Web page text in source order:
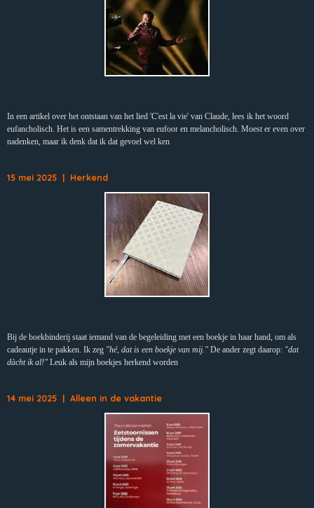
In een artikel over het ontstaan van het lied 'C'est la vie' van Claude, lees ik het woord
eufancholisch. Het is een samentrekking van eufoor en melancholisch. Moest er even over
nadenken, maar ik denk dat ik dat gevoel wel ken
15 mei 2025 | Herkend
Bij de boekbinderij staat iemand van de begeleiding met een boekje in haar hand, om als
cadeautje in te pakken. Ik zeg "hé, dat is een boekje van mij." De ander zegt daarop: "dat
dàcht ik al!" Leuk als mijn boekjes herkend worden
14 mei 2025 | Alleen in de vakantie